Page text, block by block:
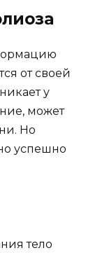
от своей
у
может
Но
успешно
тело